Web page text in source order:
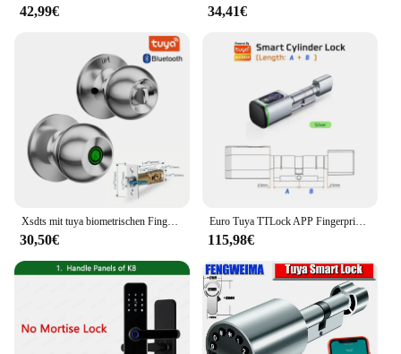
42,99€ 34,41€
30,50€
Euro Tuya TTLock APP Fingerprint RFID Karte DIY Zylinder Schloss Biometrische Elektronische Smart Türschloss Digitale Keyless Ersetzen
115,98€